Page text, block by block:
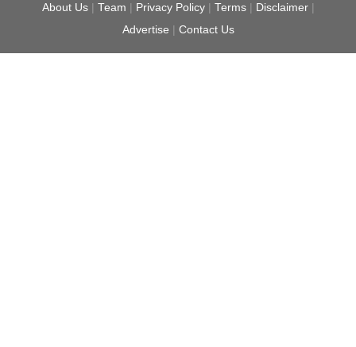
About Us| Team Privacy Policy| Terms| Disclaimer
Advertise
Contact Us